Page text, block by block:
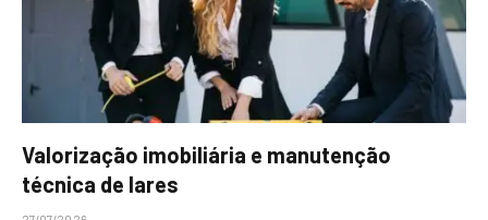
Valorização imobiliária e manutenção
técnica de lares